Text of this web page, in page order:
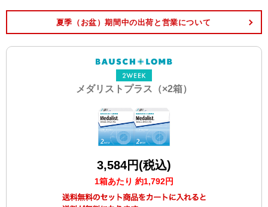
夏季（お盆）期間中の出荷と営業について
メダリストプラス（×2箱）
3,584円(税込)
1箱あたり 約1,792円